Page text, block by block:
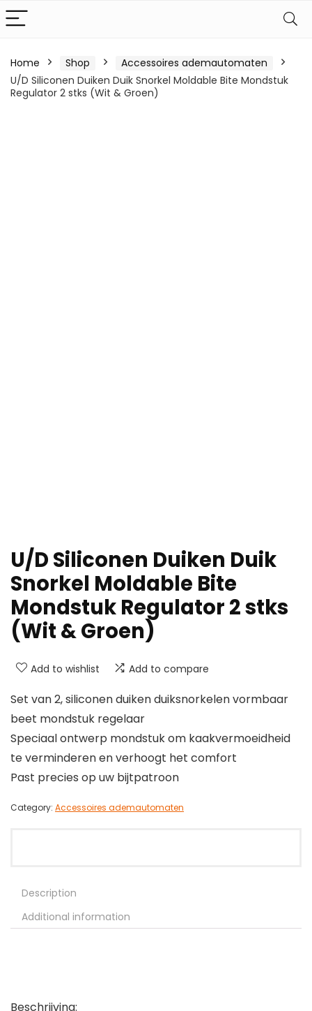
Home Shop
Accessoires ademautomaten
U/D Siliconen Duiken Duik Snorkel Moldable Bite Mondstuk
Regulator 2 stks (Wit & Groen)
U/D Siliconen Duiken Duik
Snorkel Moldable Bite
Mondstuk Regulator 2 stks
(Wit & Groen)
Add to wishlist Add to compare
Set van 2, siliconen duiken duiksnorkelen vormbaar
beet mondstuk regelaar
Speciaal ontwerp mondstuk om kaakvermoeidheid
te verminderen en verhoogt het comfort
Past precies op uw bijtpatroon
Category: Accessoires ademautomaten
Description
Additional information
Beschrijving: